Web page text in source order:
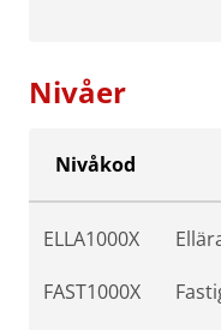
Nivåer
Nivåkod
ELLA1000X
FAST1000X